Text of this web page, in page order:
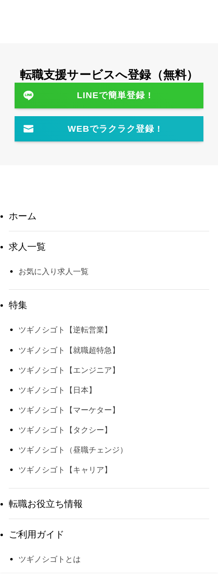
転職⽀援サービスへ登録（無料）
LINEで簡単登録 !
WEBでラクラク登録 !
ホーム
求人一覧
お気に入り求人一覧
特集
ツギノシゴト【逆転営業】
ツギノシゴト【就職超特急】
ツギノシゴト【エンジニア】
ツギノシゴト【日本】
ツギノシゴト【マーケター】
ツギノシゴト【タクシー】
ツギノシゴト（昼職チェンジ）
ツギノシゴト【キャリア】
転職お役立ち情報
ご利用ガイド
ツギノシゴトとは